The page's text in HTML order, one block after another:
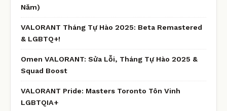
Năm)
VALORANT Tháng Tự Hào 2025: Beta Remastered
& LGBTQ+!
Omen VALORANT: Sửa Lỗi, Tháng Tự Hào 2025 &
Squad Boost
VALORANT Pride: Masters Toronto Tôn Vinh
LGBTQIA+